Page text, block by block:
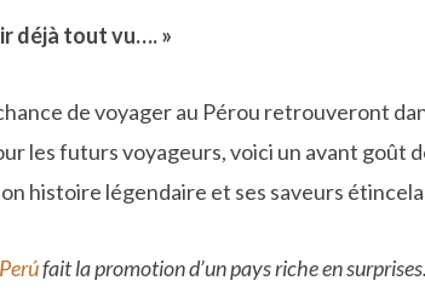
déjà tout vu…. »
de voyager au Pérou retrouveront
les futurs voyageurs, voici un avant goût
histoire légendaire et ses saveurs
fait la promotion d’un pays riche en surprises.